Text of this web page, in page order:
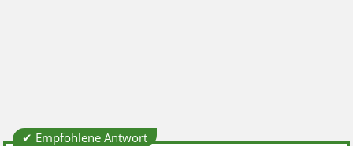
✔ Empfohlene Antwort